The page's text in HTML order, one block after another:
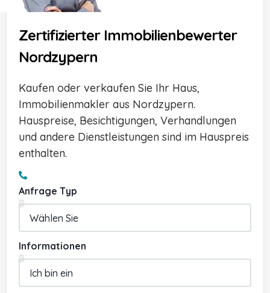
Zertifizierter Immobilienbewerter
Nordzypern
Kaufen oder verkaufen Sie Ihr Haus,
Immobilienmakler aus Nordzypern.
Hauspreise, Besichtigungen, Verhandlungen
und andere Dienstleistungen sind im Hauspreis
enthalten.
Anfrage Typ
Informationen